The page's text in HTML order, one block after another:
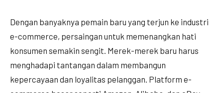
Dengan banyaknya pemain baru yang terjun ke industri
e-commerce, persaingan untuk memenangkan hati
konsumen semakin sengit. Merek-merek baru harus
menghadapi tantangan dalam membangun
kepercayaan dan loyalitas pelanggan. Platform e-